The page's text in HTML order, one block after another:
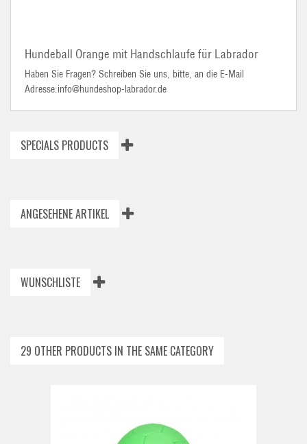
Hundeball Orange mit Handschlaufe für Labrador
Haben Sie Fragen? Schreiben Sie uns, bitte, an die E-Mail
Adresse:info@hundeshop-labrador.de
SPECIALS PRODUCTS
ANGESEHENE ARTIKEL
WUNSCHLISTE
29 OTHER PRODUCTS IN THE SAME CATEGORY